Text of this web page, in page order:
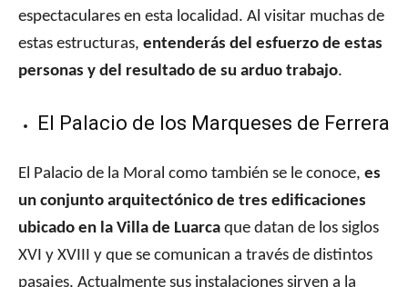
espectaculares en esta localidad. Al visitar muchas de
estas estructuras, entenderás del esfuerzo de estas
personas y del resultado de su arduo trabajo.
El Palacio de los Marqueses de Ferrera
El Palacio de la Moral como también se le conoce, es
un conjunto arquitectónico de tres edificaciones
ubicado en la Villa de Luarca que datan de los siglos
XVI y XVIII y que se comunican a través de distintos
pasajes. Actualmente sus instalaciones sirven a la